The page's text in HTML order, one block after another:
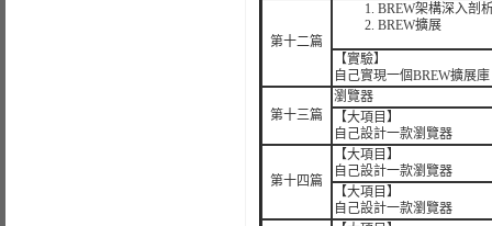
第十二篇
BREW架構深入剖
BREW擴展
【實驗】
自己實現一個BREW擴展庫
第十三篇
瀏覽器
【大項目】
自己設計一款瀏覽器
第十四篇
【大項目】
自己設計一款瀏覽器
【大項目】
自己設計一款瀏覽器